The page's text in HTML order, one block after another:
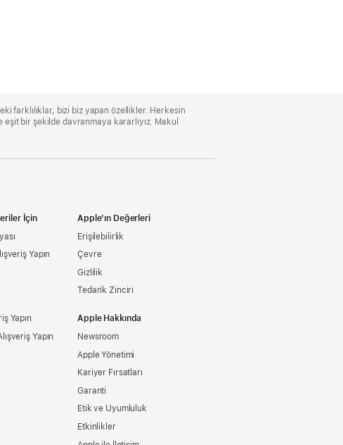
farklılıklar, bizi biz yapan özellikler. Herkesin
bir şekilde davranmaya kararlıyız. Makul
İçin
Yapın
Yapın
Yapın
Apple’ın Değerleri
Erişilebilirlik
Çevre
Gizlilik
Tedarik Zinciri
Apple Hakkında
Newsroom
Apple Yönetimi
Kariyer Fırsatları
Garanti
Etik ve Uyumluluk
Etkinlikler